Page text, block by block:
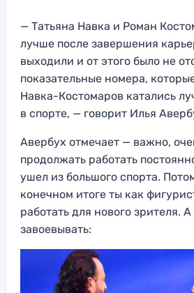
— Татьяна Навка и Роман
лучше после завершения
выходили и от этого было не
показательные номера,
Навка-Костомаров катались
в спорте, — говорит Илья
Авербух отмечает — важно,
продолжать работать
ушел из большого спорта.
конечном итоге ты как
работать для нового зрителя.
завоевывать: